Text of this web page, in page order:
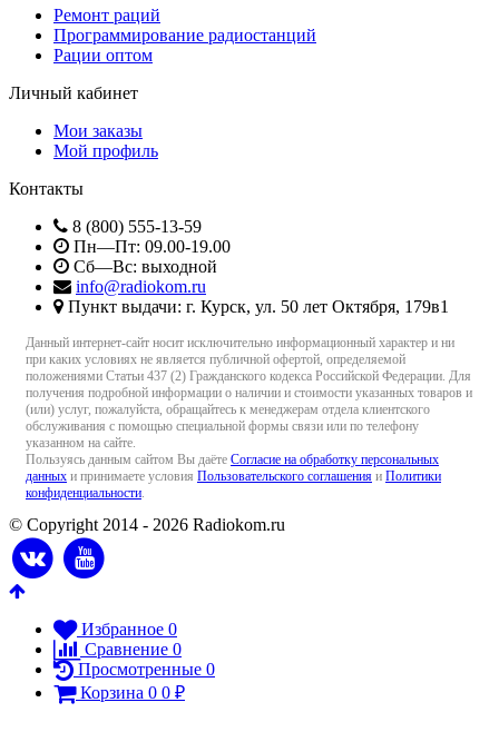
Ремонт раций
Программирование радиостанций
Рации оптом
Личный кабинет
Мои заказы
Мой профиль
Контакты
8 (800) 555-13-59
Пн—Пт: 09.00-19.00
Сб—Вс: выходной
info@radiokom.ru
Пункт выдачи: г. Курск, ул. 50 лет Октября, 179в1
Данный интернет-сайт носит исключительно информационный характер и ни
при каких условиях не является публичной офертой, определяемой
положениями Статьи 437 (2) Гражданского кодекса Российской Федерации. Для
получения подробной информации о наличии и стоимости указанных товаров и
(или) услуг, пожалуйста, обращайтесь к менеджерам отдела клиентского
обслуживания с помощью специальной формы связи или по телефону
указанном на сайте.
Пользуясь данным сайтом Вы даёте Согласие на обработку персональных
данных и принимаете условия Пользовательского соглашения и Политики
конфиденциальности
© Copyright 2014 - 2026 Radiokom.ru
Избранное 0
Сравнение 0
Просмотренные 0
Корзина 0 0 ₽